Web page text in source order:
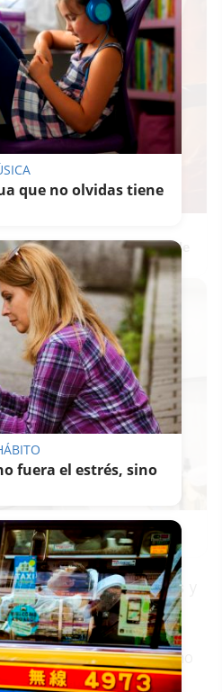
la vieja escuela ¡Cómo los de
estos sencillos consejos
a sus 48 años y
éxitos y reconocimiento
supuesto para el
olvidados hasta hace no
muy conocida su
que no olvidas tiene
fuera el estrés, sino